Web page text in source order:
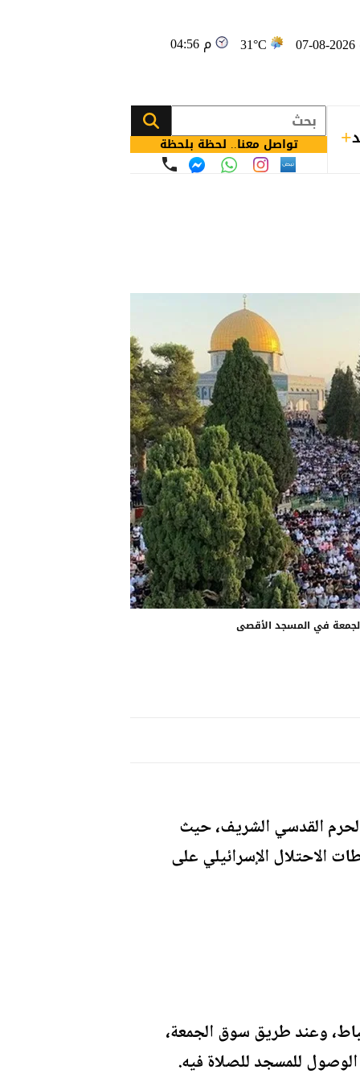
31°C 04:56 م
تواصل معنا.. لحظة بلحظة
في المسجد الأقصى
القدسي الشريف، حيث
الاحتلال الإسرائيلي على
وعند طريق سوق الجمعة،
للمسجد للصلاة فيه.